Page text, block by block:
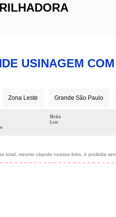
USINAGEM
Zona Leste Grande São Paulo
Brás
Luz
mesmo citando nossos links, é proibida